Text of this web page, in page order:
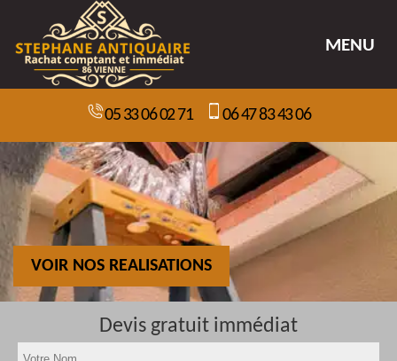
MENU
05 33 06 02 71 06 47 83 43 06
VOIR NOS REALISATIONS
Devis gratuit immédiat